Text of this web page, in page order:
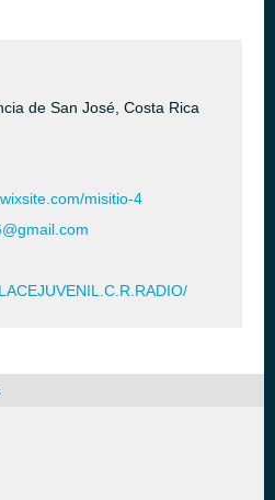
de San José, Costa Rica
misitio-4